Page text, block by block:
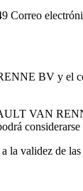
Correo
BV y el
VAN
considerarse
la validez de las